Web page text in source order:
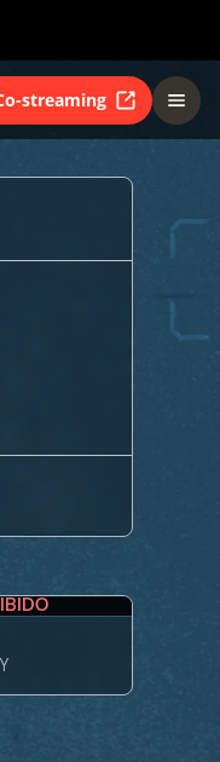
streaming